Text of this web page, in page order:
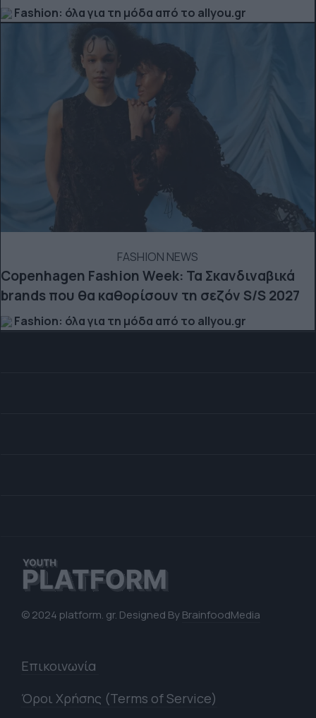
Fashion: όλα για τη μόδα από το allyou.gr
FASHION NEWS
Copenhagen Fashion Week: Τα Σκανδιναβικά
brands που θα καθορίσουν τη σεζόν S/S 2027
Fashion: όλα για τη μόδα από το allyou.gr
© 2024 platform. gr. Designed ByBrainfoodMedia
Επικοινωνία
Όροι Χρήσης (Terms of Service)